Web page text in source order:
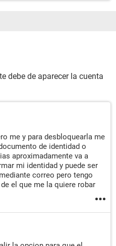
debe de aparecer la cuenta
me y para desbloquearla me
de identidad o
aproximadamente va a
mi identidad y puede ser
correo pero tengo
el que me la quiere robar